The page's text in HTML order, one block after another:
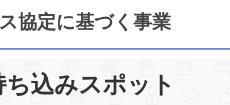
協定に基づく事業
込みスポット